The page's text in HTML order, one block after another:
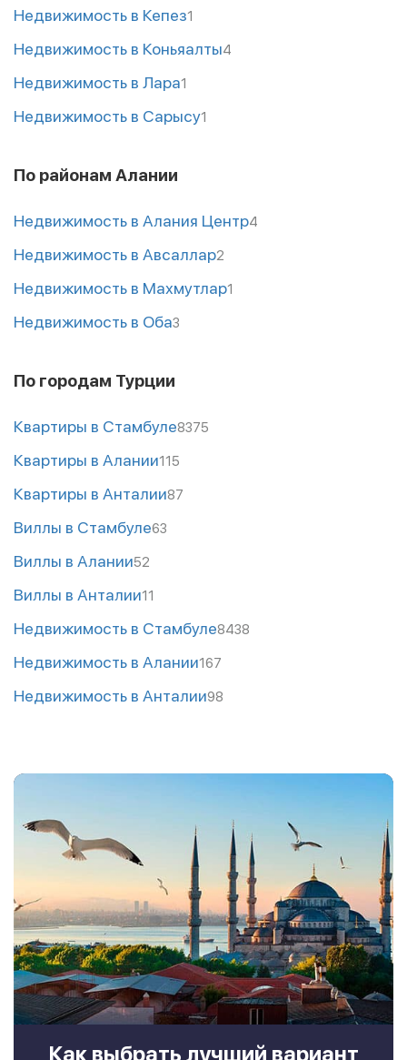
Недвижимость в Кепез1
Недвижимость в Коньяалты4
Недвижимость в Лара1
Недвижимость в Сарысу1
По районам Алании
Недвижимость в Алания Центр4
Недвижимость в Авсаллар2
Недвижимость в Махмутлар1
Недвижимость в Оба3
По городам Турции
Квартиры в Стамбуле8375
Квартиры в Алании115
Квартиры в Анталии87
Виллы в Стамбуле63
Виллы в Алании52
Виллы в Анталии11
Недвижимость в Стамбуле8438
Недвижимость в Алании167
Недвижимость в Анталии98
Как выбрать лучший вариант